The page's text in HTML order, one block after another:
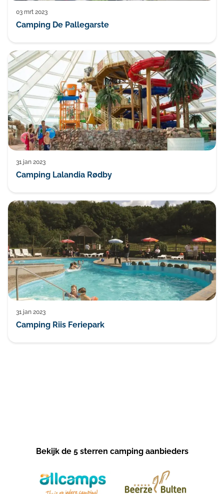
03 mrt 2023
Camping De Pallegarste
31 jan 2023
Camping Lalandia Rødby
31 jan 2023
Camping Riis Feriepark
Bekijk de 5 sterren camping aanbieders